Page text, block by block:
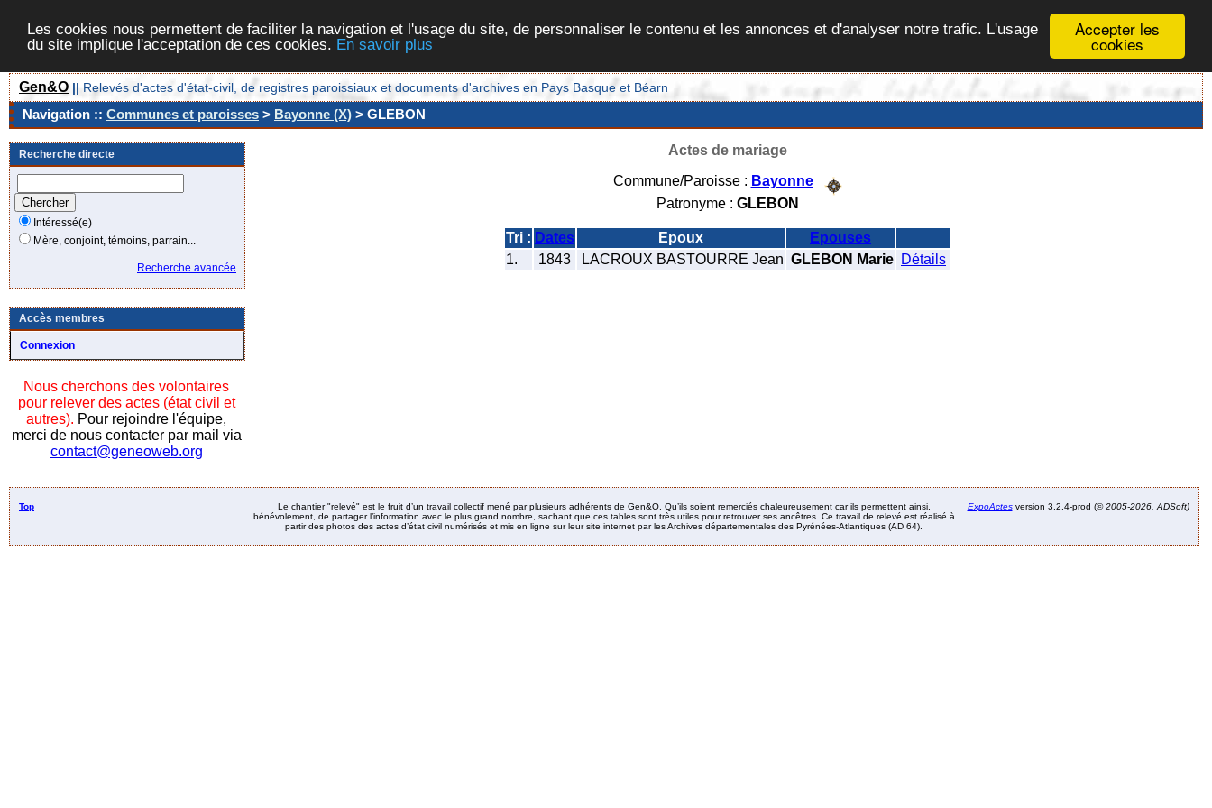
Accepter les
cookies
Les cookies nous permettent de faciliter la navigation et l'usage du site, de personnaliser le contenu et les annonces et d'analyser notre trafic. L'usage
du site implique l'acceptation de ces cookies. En savoir plus
Gen&O || Relevés d'actes d'état-civil, de registres paroissiaux et documents d'archives en Pays Basque et Béarn
Navigation :: Communes et paroisses > Bayonne (X) > GLEBON
Recherche directe
Intéressé(e)
Mère, conjoint, témoins, parrain...
Recherche avancée
Accès membres
Connexion
Nous cherchons des volontaires
pour relever des actes (état civil et
autres). Pour rejoindre l'équipe,
merci de nous contacter par mail via
contact@geneoweb.org
Actes de mariage
Commune/Paroisse : Bayonne
Patronyme : GLEBON
Tri : Dates Epoux
Epouses
1.
1843 LACROUX BASTOURRE Jean GLEBON Marie Détails
Top
Le chantier "relevé" est le fruit d’un travail collectif mené par plusieurs adhérents de Gen&O. Qu’ils soient remerciés chaleureusement car ils permettent ainsi,
bénévolement, de partager l’information avec le plus grand nombre, sachant que ces tables sont très utiles pour retrouver ses ancêtres. Ce travail de relevé est réalisé à
partir des photos des actes d’état civil numérisés et mis en ligne sur leur site internet par les Archives départementales des Pyrénées-Atlantiques (AD 64).
ExpoActesversion 3.2.4-prod (©2005-2026, ADSoft)